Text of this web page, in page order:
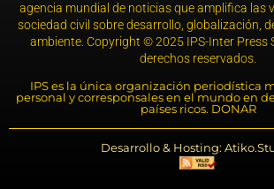
agencia mundial de noticias que amplifica las
sociedad civil sobre desarrollo, globalización,
ambiente. Copyright © 2025 IPS-Inter Press
derechos reservados.
IPS es la única organización periodística
personal y corresponsales en el mundo en
países ricos. DONAR
Desarrollo & Hosting: